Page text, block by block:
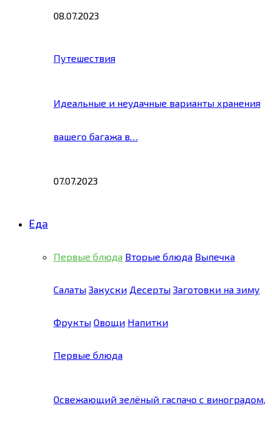
08.07.2023
Путешествия
Идеальные и неудачные варианты хранения
вашего багажа в…
07.07.2023
Еда
Первые блюда Вторые блюда Выпечка
Салаты Закуски Десерты Заготовки на зиму
Фрукты Овощи Напитки
Первые блюда
Освежающий зелёный гаспачо с виноградом,